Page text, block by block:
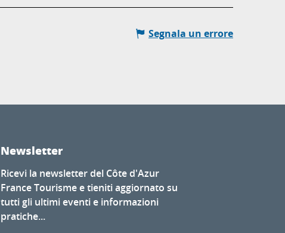
Segnala un errore
Newsletter
Ricevi la newsletter del Côte d'Azur
France Tourisme e tieniti aggiornato su
tutti gli ultimi eventi e informazioni
pratiche...